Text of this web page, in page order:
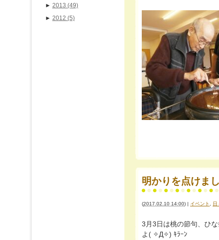
明かりを点けま
(2017.02.10 14:00) | イベント 日
3月3日は桃の節句、ひ
よ( ✧Д✧) ｷﾗｰﾝ
► 2013 (49)
► 2012 (5)